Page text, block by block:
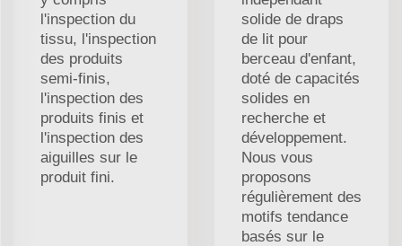
l'inspection du
tissu, l'inspection
des produits
semi-finis,
l'inspection des
produits finis et
l'inspection des
aiguilles sur le
produit fini.
solide de draps
de lit pour
berceau d'enfant,
doté de capacités
solides en
recherche et
développement.
Nous vous
proposons
régulièrement des
motifs tendance
basés sur le